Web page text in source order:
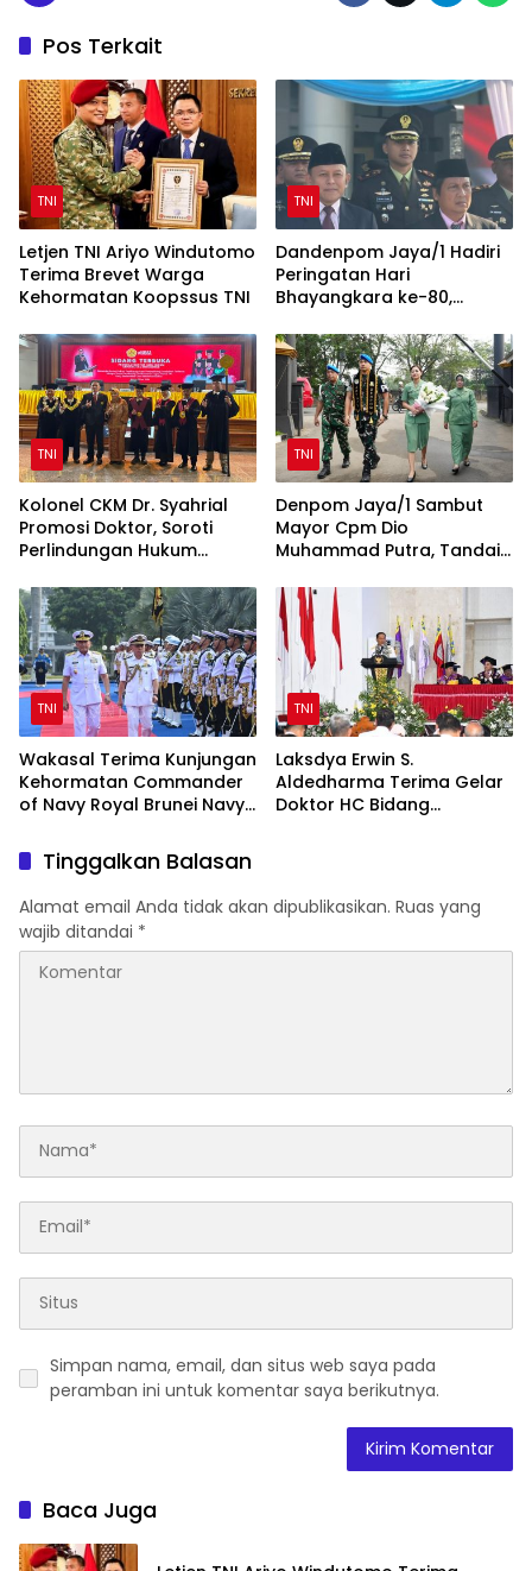
Pos Terkait
TNI
Letjen TNI Ariyo Windutomo
Terima Brevet Warga
Kehormatan Koopssus TNI
TNI
Dandenpom Jaya/1 Hadiri
Peringatan Hari
Bhayangkara ke-80,
TNI
Kolonel CKM Dr. Syahrial
Promosi Doktor, Soroti
Perlindungan Hukum
Disabilitas
TNI
Denpom Jaya/1 Sambut
Mayor Cpm Dio
Muhammad Putra, Tandai
TNI
Wakasal Terima Kunjungan
Kehormatan Commander
of Navy Royal Brunei Navy
TNI
Laksdya Erwin S.
Aldedharma Terima Gelar
Doktor HC Bidang
Tinggalkan Balasan
Alamat email Anda tidak akan dipublikasikan. Ruas yang
wajib ditandai *
Simpan nama, email, dan situs web saya pada
peramban ini untuk komentar saya berikutnya.
Baca Juga